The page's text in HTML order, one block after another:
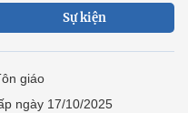
Sự kiện
giáo
ngày 17/10/2025